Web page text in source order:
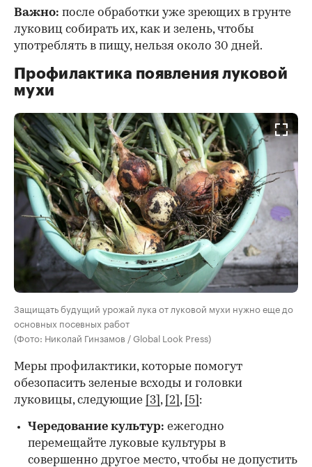
Важно: после обработки уже зреющих в грунте
луковиц собирать их, как и зелень, чтобы
употреблять в пищу, нельзя около 30 дней.
Профилактика появления луковой
мухи
Защищать будущий урожай лука от луковой мухи нужно еще до
основных посевных работ
(Фото: Николай Гинзамов / Global Look Press)
Меры профилактики, которые помогут
обезопасить зеленые всходы и головки
луковицы, следующие
[3] , [2] , [5] :
Чередование культур: ежегодно
перемещайте луковые культуры в
совершенно другое место, чтобы не допустить